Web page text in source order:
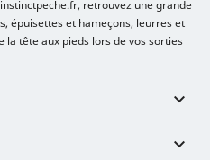
retrouvez une grande
épuisettes et hameçons, leurres et
tête aux pieds lors de vos sorties

